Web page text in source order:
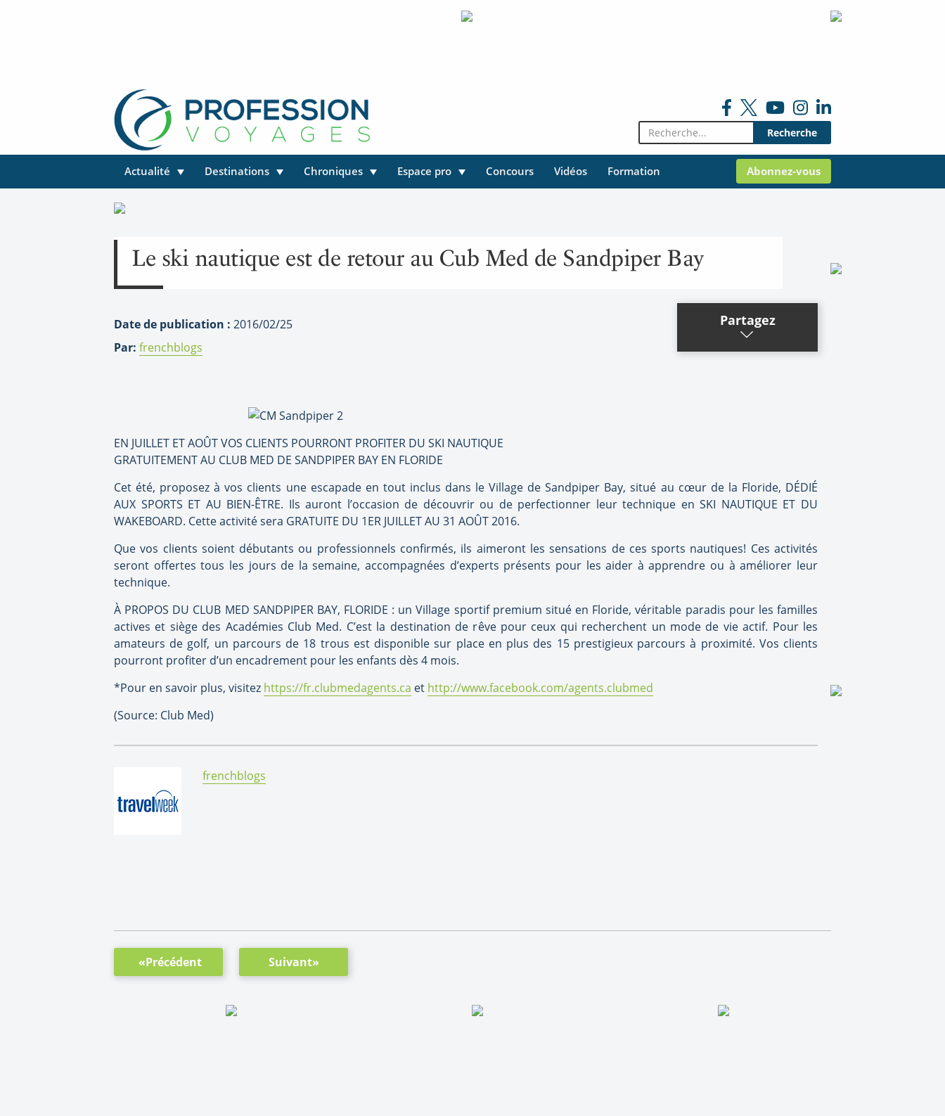
Rechercher:
Actualité Destinations Chroniques Espace pro Concours Vidéos Formation Abonnez-vous
Le ski nautique est de retour au Cub Med de Sandpiper Bay
Date de publication : 2016/02/25
Par: frenchblogs
Partagez
EN JUILLET ET AOÛT VOS CLIENTS POURRONT PROFITER DU SKI NAUTIQUE
GRATUITEMENT AU CLUB MED DE SANDPIPER BAY EN FLORIDE
Cet été, proposez à vos clients une escapade en tout inclus dans le Village de Sandpiper Bay, situé au cœur de la Floride, DÉDIÉ
AUX SPORTS ET AU BIEN-ÊTRE. Ils auront l’occasion de découvrir ou de perfectionner leur technique en SKI NAUTIQUE ET DU
WAKEBOARD. Cette activité sera GRATUITE DU 1ER JUILLET AU 31 AOÛT 2016.
Que vos clients soient débutants ou professionnels confirmés, ils aimeront les sensations de ces sports nautiques! Ces activités
seront offertes tous les jours de la semaine, accompagnées d’experts présents pour les aider à apprendre ou à améliorer leur
technique.
À PROPOS DU CLUB MED SANDPIPER BAY, FLORIDE : un Village sportif premium situé en Floride, véritable paradis pour les familles
actives et siège des Académies Club Med. C’est la destination de rêve pour ceux qui recherchent un mode de vie actif. Pour les
amateurs de golf, un parcours de 18 trous est disponible sur place en plus des 15 prestigieux parcours à proximité. Vos clients
pourront profiter d’un encadrement pour les enfants dès 4 mois.
*Pour en savoir plus, visitez https://fr.clubmedagents.ca et http://www.facebook.com/agents.clubmed
(Source: Club Med)
By:
frenchblogs
«Précédent Suivant»